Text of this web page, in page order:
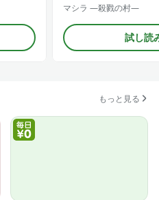
マシラ ―殺戮の村―
試し読
もっと見る